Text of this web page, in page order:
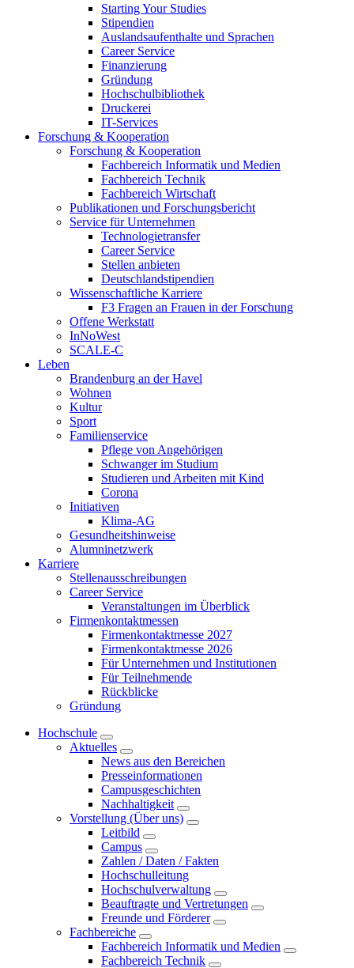
Starting Your Studies
Stipendien
Auslandsaufenthalte und Sprachen
Career Service
Finanzierung
Gründung
Hochschulbibliothek
Druckerei
IT-Services
Forschung & Kooperation
Forschung & Kooperation
Fachbereich Informatik und Medien
Fachbereich Technik
Fachbereich Wirtschaft
Publikationen und Forschungsbericht
Service für Unternehmen
Technologietransfer
Career Service
Stellen anbieten
Deutschlandstipendien
Wissenschaftliche Karriere
F3 Fragen an Frauen in der Forschung
Offene Werkstatt
InNoWest
SCALE-C
Leben
Brandenburg an der Havel
Wohnen
Kultur
Sport
Familienservice
Pflege von Angehörigen
Schwanger im Studium
Studieren und Arbeiten mit Kind
Corona
Initiativen
Klima-AG
Gesundheitshinweise
Alumninetzwerk
Karriere
Stellenausschreibungen
Career Service
Veranstaltungen im Überblick
Firmenkontaktmessen
Firmenkontaktmesse 2027
Firmenkontaktmesse 2026
Für Unternehmen und Institutionen
Für Teilnehmende
Rückblicke
Gründung
Hochschule
Aktuelles
News aus den Bereichen
Presseinformationen
Campusgeschichten
Nachhaltigkeit
Vorstellung (Über uns)
Leitbild
Campus
Zahlen / Daten / Fakten
Hochschulleitung
Hochschulverwaltung
Beauftragte und Vertretungen
Freunde und Förderer
Fachbereiche
Fachbereich Informatik und Medien
Fachbereich Technik